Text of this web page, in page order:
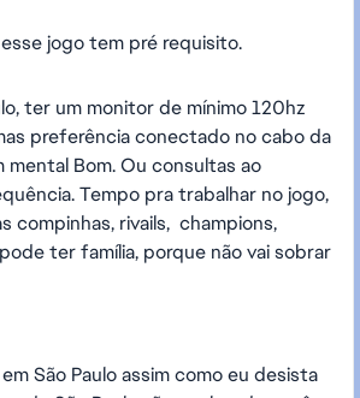
jogo tem pré requisito.
ter um monitor de mínimo 120hz
preferência conectado no cabo da
mental Bom. Ou consultas ao
Tempo pra trabalhar no jogo,
compinhas, rivails, champions,
ter família, porque não vai sobrar
São Paulo assim como eu desista